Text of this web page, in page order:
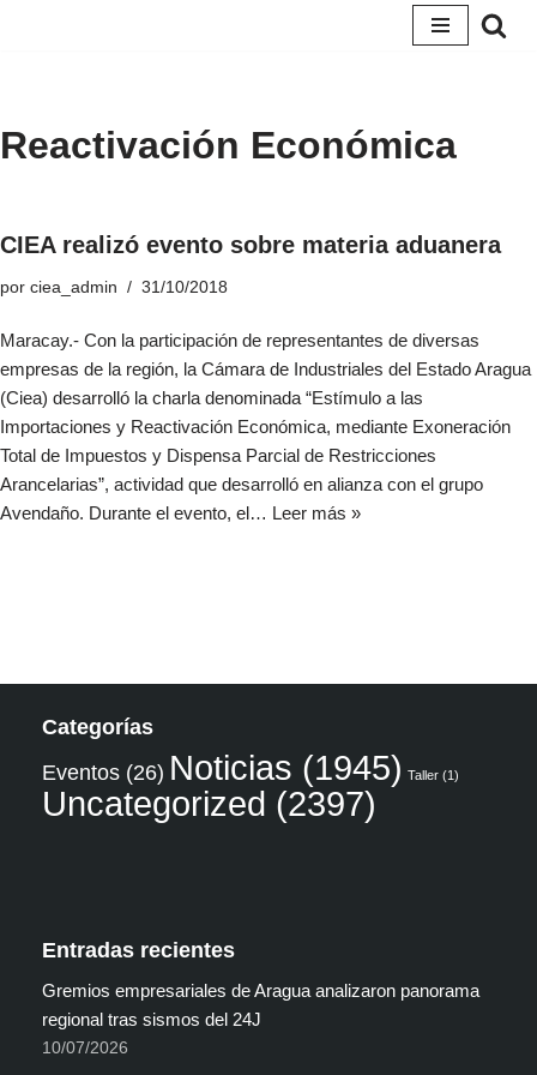
Reactivación Económica
CIEA realizó evento sobre materia aduanera
por ciea_admin 31/10/2018
Maracay.- Con la participación de representantes de diversas
empresas de la región, la Cámara de Industriales del Estado Aragua
(Ciea) desarrolló la charla denominada “Estímulo a las
Importaciones y Reactivación Económica, mediante Exoneración
Total de Impuestos y Dispensa Parcial de Restricciones
Arancelarias”, actividad que desarrolló en alianza con el grupo
Avendaño. Durante el evento, el… Leer más »
Categorías
Eventos (26) Noticias (1945) Taller (1)
Uncategorized (2397)
Entradas recientes
Gremios empresariales de Aragua analizaron panorama
regional tras sismos del 24J
10/07/2026